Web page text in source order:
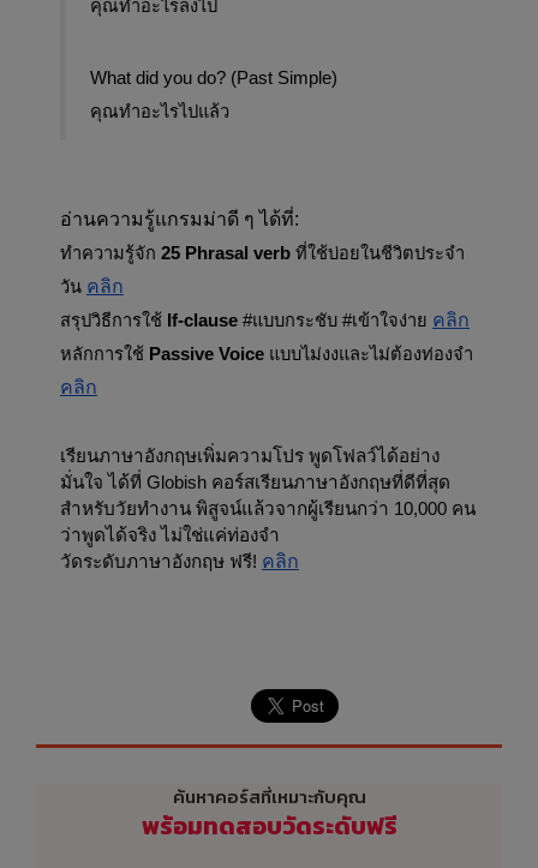
คุณทำอะไรลงไป
What did you do? (Past Simple)
คุณทำอะไรไปแล้ว
อ่านความรู้แกรมม่าดี ๆ ได้ที่:
ทำความรู้จัก 25 Phrasal verb ที่ใช้บ่อยในชีวิตประจำ
วัน คลิก
สรุปวิธีการใช้ If-clause #แบบกระชับ #เข้าใจง่าย คลิก
หลักการใช้ Passive Voice
คลิก
เรียนภาษาอังกฤษเพิ่มความโปร พูดโฟลว์ได้อย่าง
มั่นใจ ได้ที่ Globish คอร์สเรียนภาษาอังกฤษที่ดีที่สุด
สำหรับวัยทำงาน พิสูจน์แล้วจากผู้เรียนกว่า 10,000 คน
ว่าพูดได้จริง ไม่ใช่แค่ท่องจำ
วัดระดับภาษาอังกฤษ ฟรี! คลิก
ค้นหาคอร์สที่เหมาะกับคุณ
พร้อมทดสอบวัดระดับฟรี